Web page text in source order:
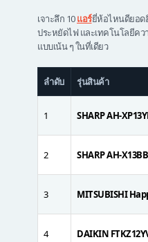
เจาะลึก 10แอร์ยี่ห้อไหนดียอด
ประหยัดไฟ และเทคโนโลยีค
แบบเน้น ๆ ในที่เดียว
ลำดับ รุ่นสินค้า
1 SHARP AH-
2 SHARP AH-X13BB
3 MITSUBISHI
4 DAIKIN